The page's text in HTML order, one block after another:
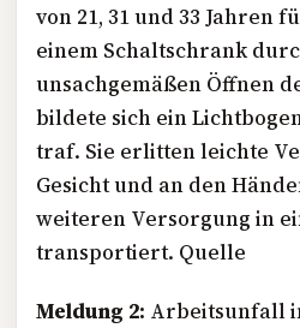
von 21, 31 und 33 Jahren
einem Schaltschrank
unsachgemäßen Öffnen
bildete sich ein
traf. Sie erlitten leichte
Gesicht und an den
weiteren Versorgung in
transportiert. Quelle
Meldung 2: Arbeitsunfall